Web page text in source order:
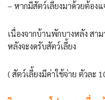
– หากมีสัตว์เลี้ยงมาด้วยต้อง
เนื่องจากบ้านพักบางหลัง สา
หลังจะงดรับสัตว์เลี้ยง
( สัตว์เลี้ยงมีค่าใช้จ่าย ตัวละ